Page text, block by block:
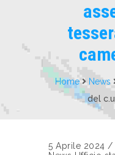
Home News
del
5 Aprile 2024 /